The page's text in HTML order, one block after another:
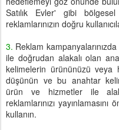
Satılık Evler' gibi
reklamlarınızın doğru
3. Reklam
ile doğrudan alakalı olan
kelimelerin ürününüzü veya
düşünün ve bu anahtar
ürün ve hizmetler ile
reklamlarınızı
kullanın.